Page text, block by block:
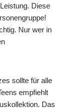
Diese
Nur wer in
sollte für alle
empfiehlt
Das